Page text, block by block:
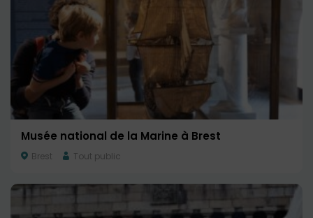
Musée national de la Marine à Brest
Brest Tout public